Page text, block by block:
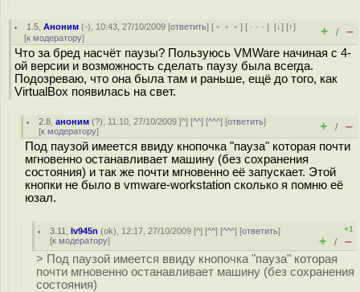
1.5 ,Аноним (-), 10:43, 27/10/2009 [ответить] [ ﹢﹢﹢] [ · · ·][↓] [↑]
[к модератору] + / –
Что за бред насчёт паузы? Пользуюсь VMWare начиная с 4-
ой версии и возможность сделать паузу была всегда.
Подозреваю, что она была там и раньше, ещё до того, как
VirtualBox появилась на свет.
2.8 ,аноним (?), 11:10, 27/10/2009 [^] [^^] [^^^] [ответить]
[к модератору] + / –
Под паузой имеется ввиду кнопочка "пауза" которая почти
мгновенно останавливает машину (без сохранения
состояния) и так же почти мгновенно её запускает. Этой
кнопки не было в vmware-workstation сколько я помню её
юзал.
3.11 ,Iv945n (ok), 12:17, 27/10/2009 [^] [^^] [^^^] [ответить]
[к модератору]
+1
+ / –
> Под паузой имеется ввиду кнопочка "пауза" которая
почти мгновенно останавливает машину (без сохранения
состояния)